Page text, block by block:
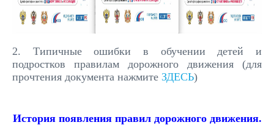
2. Типичные ошибки в обучении детей и
подростков правилам дорожного движения (для
прочтения документа нажмите ЗДЕСЬ)
История появления правил дорожного движения.